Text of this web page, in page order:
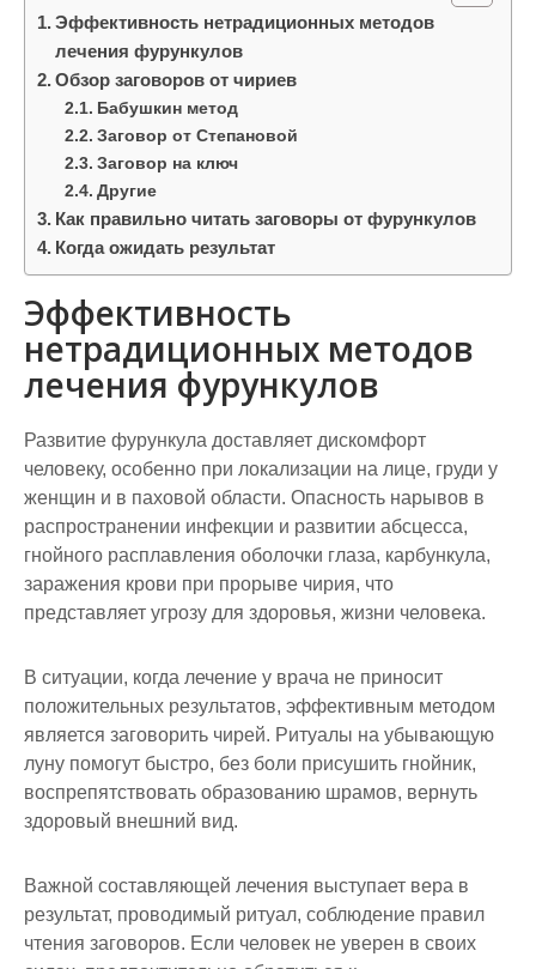
Эффективность нетрадиционных методов
лечения фурункулов
Обзор заговоров от чириев
Бабушкин метод
Заговор от Степановой
Заговор на ключ
Другие
Как правильно читать заговоры от фурункулов
Когда ожидать результат
Эффективность
нетрадиционных методов
лечения фурункулов
Развитие фурункула доставляет дискомфорт
человеку, особенно при локализации на лице, груди у
женщин и в паховой области. Опасность нарывов в
распространении инфекции и развитии абсцесса,
гнойного расплавления оболочки глаза, карбункула,
заражения крови при прорыве чирия, что
представляет угрозу для здоровья, жизни человека.
В ситуации, когда лечение у врача не приносит
положительных результатов, эффективным методом
является заговорить чирей. Ритуалы на убывающую
луну помогут быстро, без боли присушить гнойник,
воспрепятствовать образованию шрамов, вернуть
здоровый внешний вид.
Важной составляющей лечения выступает вера в
результат, проводимый ритуал, соблюдение правил
чтения заговоров. Если человек не уверен в своих